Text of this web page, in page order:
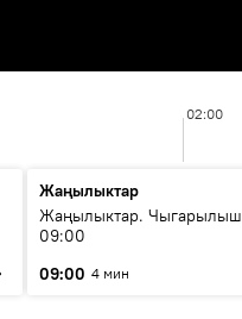
02:00
Жаңылыктар
Жаңылыктар. Чыгарылыш
09:00
09:00 4 мин